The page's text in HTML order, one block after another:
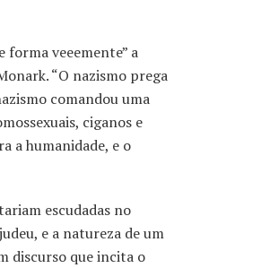
forma veeemente” a
“O nazismo prega
comandou uma
ciganos e
a humanidade, e o
escudadas no
e a natureza de um
discurso que incita o